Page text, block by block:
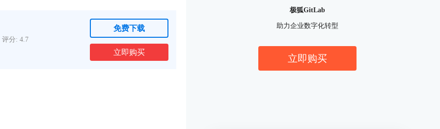
评分: 4.7
免费下载
立即购买
极狐GitLab
助力企业数字化转型
立即购买